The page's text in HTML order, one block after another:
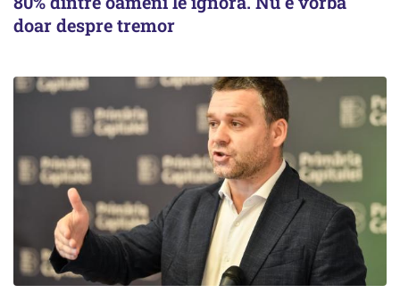
doar despre tremor